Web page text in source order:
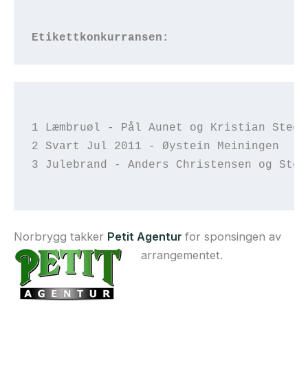
Etikettkonkurransen:
1 Læmbruøl - Pål Aunet og Kristian Steen
2 Svart Jul 2011 - Øystein Meiningen
3 Julebrand - Anders Christensen og
Norbrygg takker Petit Agentur for sponsingen av
arrangementet.